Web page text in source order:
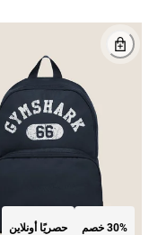
30% خصم حصريًا أونلاين